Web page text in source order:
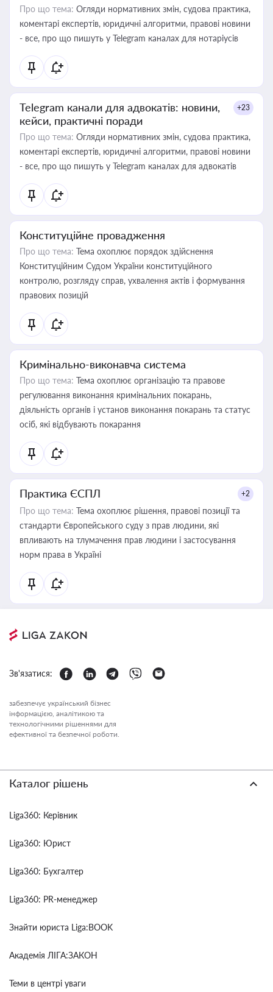
Про що тема: Огляди нормативних змін, судова практика,
коментарі експертів, юридичні алгоритми, правові новини
- все, про що пишуть у Telegram каналах для нотаріусів
Telegram канали для адвокатів: новини,
кейси, практичні поради
+23
Про що тема: Огляди нормативних змін, судова практика,
коментарі експертів, юридичні алгоритми, правові новини
- все, про що пишуть у Telegram каналах для адвокатів
Конституційне провадження
Про що тема: Тема охоплює порядок здійснення
Конституційним Судом України конституційного
контролю, розгляду справ, ухвалення актів і формування
правових позицій
Кримінально-виконавча система
Про що тема: Тема охоплює організацію та правове
регулювання виконання кримінальних покарань,
діяльність органів і установ виконання покарань та статус
осіб, які відбувають покарання
Практика ЄСПЛ +2
Про що тема: Тема охоплює рішення, правові позиції та
стандарти Європейського суду з прав людини, які
впливають на тлумачення прав людини і застосування
норм права в Україні
Зв'язатися:
забезпечує український бізнес
інформацією, аналітикою та
технологічними рішеннями для
ефективної та безпечної роботи.
Каталог рішень
Liga360: Керівник
Liga360: Юрист
Liga360: Бухгалтер
Liga360: PR-менеджер
Знайти юриста Liga:BOOK
Академія ЛІГА:ЗАКОН
Теми в центрі уваги